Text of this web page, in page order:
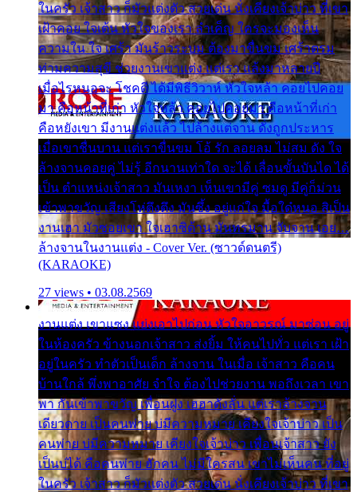
ในครัว เจ้าสาว ก็มัวแต่งตัว สวยเด่น นั่งเคียงเจ้าบ่าว ที่เขา
เฝ้าคอย ใจเต้น หัวใจของเรา ลำเค็ญ ใครจะมองเห็น
ความใน ใจ เศร้า มันร้าวระบม ต้องมาขื่นขม เศร้าตรม
ท่ามความสุขี ช่วยงานเขาแต่ง แต่เรา แล้งมาหลายปี
เมื่อไรหนอจะ โชคดี ได้มีพิธีวิวาห์ หัวใจหล้า คอยไปคอย
มา คือหน้าที่เก่า หัวใจหล้า คอยไปคอยมา คือหน้าที่เก่า
คือหยังเขา มีงานแต่งแล้ว ไปล้างแต่จาน ดั่งถูกประหาร
เมื่อเขาชื่นบาน แต่เราขื่นขม โอ้ รัก ลอยลม ไม่สม ดัง ใจ
ล้างจานคอยคู่ ไม่รู้ อีกนานเท่าใด จะได้ เลื่อนขั้นบันได ได้
เป็น ตำแหน่งเจ้าสาว มันเหงา เห็นเขามีคู่ ซมดู มีคู่ก็ม่วน
เข้าพาขวัญ เสียงโห่ตึงตึง มันซึ้ง อยู่แก่ใจ มื้อใด๋หนอ สิเป็น
งานเฮา มัวซอยเขา ใจเฮาซิด้าน มันทรมาน จับจาน เอย…
ล้างจานในงานแต่ง - Cover Ver. (ซาวด์ดนตรี)
(KARAOKE)
27 views • 03.08.2569
งานแต่ง เขาแซง แย่งเอาไปก่อน หัวใจอาวรณ์ มาซ่อน อยู่
ในห้องครัว ข้างนอกเจ้าสาว ส่งยิ้ม ให้คนไปทั่ว แต่เรา เฝ้า
อยู่ในครัว ทำตัวเป็นเด็ก ล้างจาน ในเมื่อ เจ้าสาว คือคน
บ้านใกล้ พึ่งพาอาศัย จำใจ ต้องไปช่วยงาน พอถึงเวลา เขา
พา กันเข้าพาขวัญ เพื่อนฝูง เฮฮาดังลั่น แต่เราล้างจาน
เดียวดาย เป็นคนพ่าย บ่มีความหมาย เคียงใจเจ้าบ่าว เป็น
คนพ่าย บ่มีความหมาย เคียงใจเจ้าบ่าว เพื่อนเจ้าสาว ยัง
เป็นบ่ได้ คือคนพ่าย ฮักคน ไม่มีใครสน เขาไม่เห็นคน ที่อยู่
ในครัว เจ้าสาว ก็มัวแต่งตัว สวยเด่น นั่งเคียงเจ้าบ่าว ที่เขา